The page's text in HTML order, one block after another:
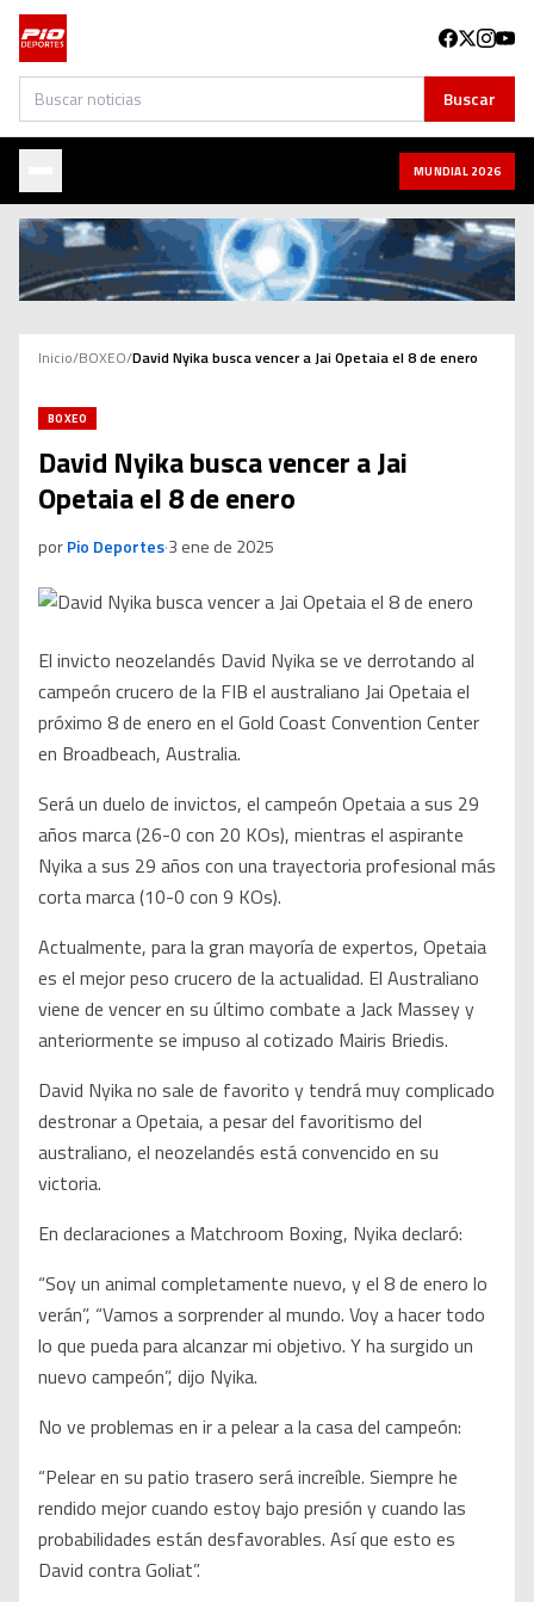
Buscar Buscar
MUNDIAL 2026
Inicio/BOXEO/David Nyika busca vencer a Jai Opetaia el 8 de enero
BOXEO
David Nyika busca vencer a Jai
Opetaia el 8 de enero
porPio Deportes·3 ene de 2025
El invicto neozelandés David Nyika se ve derrotando al
campeón crucero de la FIB el australiano Jai Opetaia el
próximo 8 de enero en el Gold Coast Convention Center
en Broadbeach, Australia.
Será un duelo de invictos, el campeón Opetaia a sus 29
años marca (26-0 con 20 KOs), mientras el aspirante
Nyika a sus 29 años con una trayectoria profesional más
corta marca (10-0 con 9 KOs).
Actualmente, para la gran mayoría de expertos, Opetaia
es el mejor peso crucero de la actualidad. El Australiano
viene de vencer en su último combate a Jack Massey y
anteriormente se impuso al cotizado Mairis Briedis.
David Nyika no sale de favorito y tendrá muy complicado
destronar a Opetaia, a pesar del favoritismo del
australiano, el neozelandés está convencido en su
victoria.
En declaraciones a Matchroom Boxing, Nyika declaró:
“Soy un animal completamente nuevo, y el 8 de enero lo
verán”, “Vamos a sorprender al mundo. Voy a hacer todo
lo que pueda para alcanzar mi objetivo. Y ha surgido un
nuevo campeón”, dijo Nyika.
No ve problemas en ir a pelear a la casa del campeón:
“Pelear en su patio trasero será increíble. Siempre he
rendido mejor cuando estoy bajo presión y cuando las
probabilidades están desfavorables. Así que esto es
David contra Goliat”.